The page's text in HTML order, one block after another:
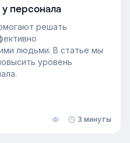
персонала
решать
людьми. В статье мы
уровень
3 минуты